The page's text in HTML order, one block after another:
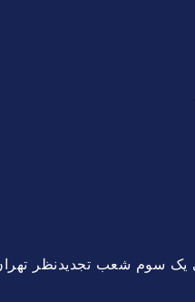
یک سوم شعب تجدیدنظر